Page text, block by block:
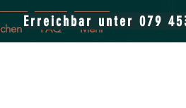
FAQ Mehr
Erreichbar unter 079